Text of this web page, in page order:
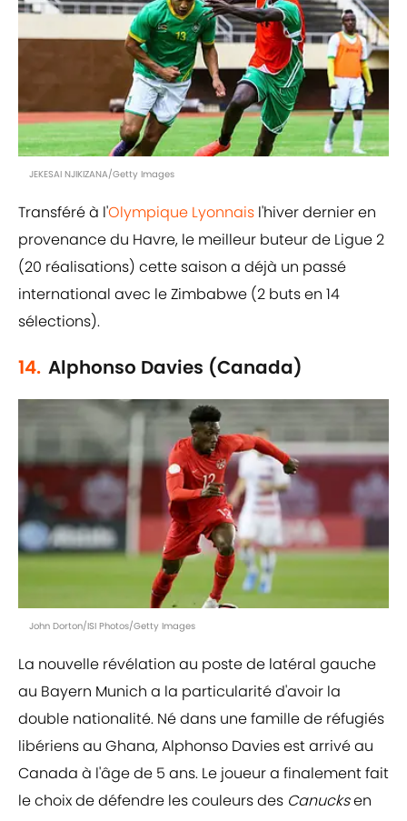
JEKESAI NJIKIZANA/Getty Images
Transféré à l'Olympique Lyonnais l'hiver dernier en
provenance du Havre, le meilleur buteur de Ligue 2
(20 réalisations) cette saison a déjà un passé
international avec le Zimbabwe (2 buts en 14
sélections).
14. Alphonso Davies (Canada)
John Dorton/ISI Photos/Getty Images
La nouvelle révélation au poste de latéral gauche
au Bayern Munich a la particularité d'avoir la
double nationalité. Né dans une famille de réfugiés
libériens au Ghana, Alphonso Davies est arrivé au
Canada à l'âge de 5 ans. Le joueur a finalement fait
le choix de défendre les couleurs des Canucksen